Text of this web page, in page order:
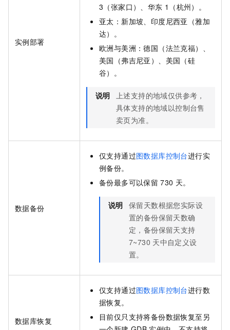
实例部署
3（张家口）、华东 1（杭州）。
亚太：新加坡、印度尼西亚（雅加
达）。
欧洲与美洲：德国（法兰克福）、
美国（弗吉尼亚）、美国（硅
谷）。
说明 上述支持的地域仅供参考，
具体支持的地域以控制台售
卖页为准。
数据备份
仅支持通过图数据库控制台进行实
例备份。
备份最多可以保留 730 天。
说明 保留天数根据您实际设
置的备份保留天数确
定，备份保留天支持
7~730 天中自定义设
置。
数据库恢复
仅支持通过图数据库控制台进行数
据恢复。
目前仅只支持将备份数据恢复至另